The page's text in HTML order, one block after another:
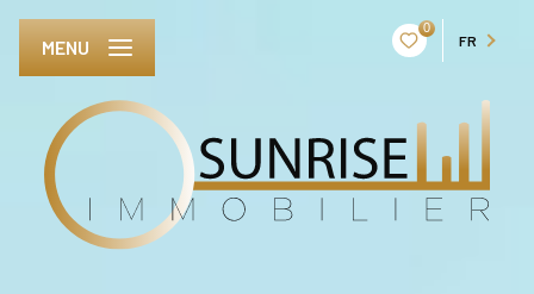
0
FR
MENU